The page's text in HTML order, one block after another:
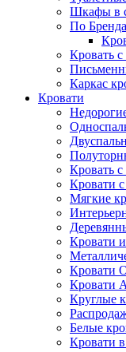
Шкафы в
По
Кровать
Каркас
Кровати
Кровать
Кровати
Мягкие
Кровати
Кровати
Кровати
Круглые
Белые
Кровати